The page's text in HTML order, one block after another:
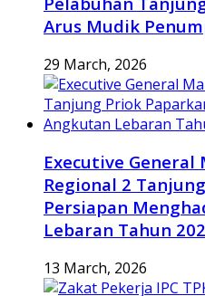
Arus Mudik
29 March, 2026
Executive General
Regional 2
Persiapan
Lebaran Tahun
13 March, 2026